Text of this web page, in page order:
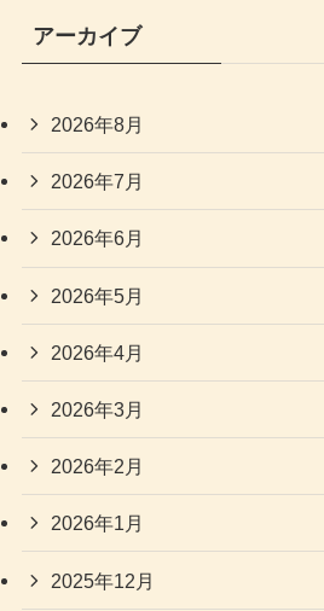
アーカイブ
2026年8月
2026年7月
2026年6月
2026年5月
2026年4月
2026年3月
2026年2月
2026年1月
2025年12月